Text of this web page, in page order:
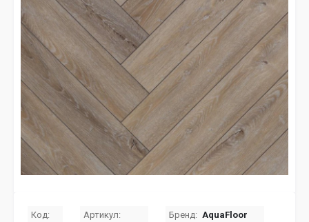
Код:
Артикул:
Бренд: AquaFloor